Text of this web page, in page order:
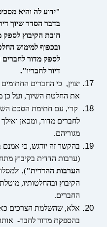
"ידוע לה והיא
בדבר הסדר שיוך
חובת הקיבוץ לספק
ובכפוף למימוש
לספק מדור לחברים
דיור לחבריו".
יצוין, כי החברים
את החלטת השיוך, ועל כן
קרי, עם חתימת הסכם
לחברים מדור, ומכאן
מגוריהם.
בהקשר זה יודגש, כי
(ערבות הדדית בקיבוץ מתחדש),
הערבות ההדדית"),
הקיבוץ ובהחלטותיו,
החברים.
אלא, שהשלמת הצרכים
בהספקת מדור לחבר- אותו